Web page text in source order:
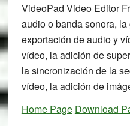
VideoPad Video Editor
audio o banda sonora,
exportación de audio y
vídeo, la adición de
la sincronización de la
vídeo, la adición de
Home Page Download